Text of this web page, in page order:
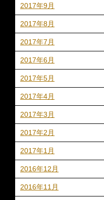
2017年9月
2017年8月
2017年7月
2017年6月
2017年5月
2017年4月
2017年3月
2017年2月
2017年1月
2016年12月
2016年11月